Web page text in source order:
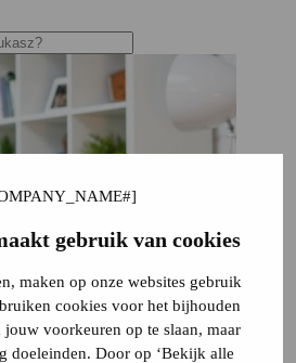
gebruik van cookies
maken op onze websites gebruik
cookies voor het bijhouden
voorkeuren op te slaan, maar
doeleinden. Door op ‘Bekijk alle
budynku Wyciek